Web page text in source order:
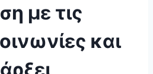
με τις
και